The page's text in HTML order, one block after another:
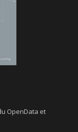
OpenData et